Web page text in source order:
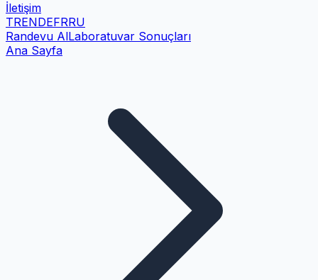
İletişim
TRENDEFRRU
Randevu AlLaboratuvar Sonuçları
Ana Sayfa